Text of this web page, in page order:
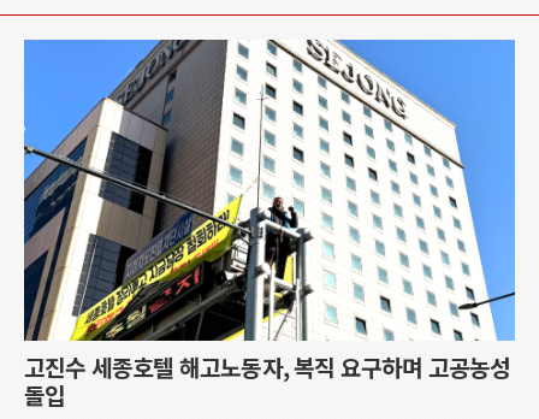
고진수 세종호텔 해고노동자, 복직 요구하며 고공농성
돌입